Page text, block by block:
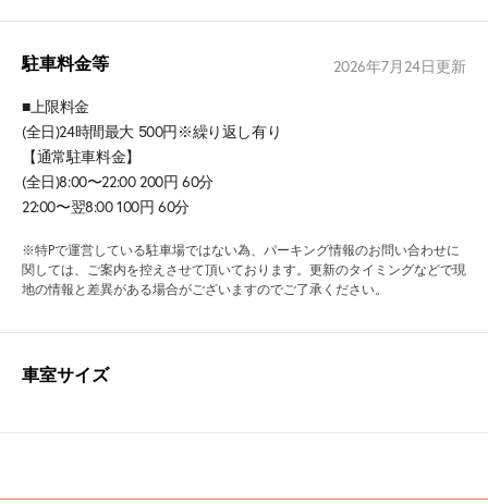
駐車料金等 2026年7月24日更新
■上限料金
(全日)24時間最大 500円※繰り返し有り
【通常駐車料金】
(全日)8:00〜22:00 200円 60分
22:00〜翌8:00 100円 60分
※特Pで運営している駐車場ではない為、パーキング情報のお問い合わせに
関しては、ご案内を控えさせて頂いております。更新のタイミングなどで現
地の情報と差異がある場合がございますのでご了承ください。
車室サイズ